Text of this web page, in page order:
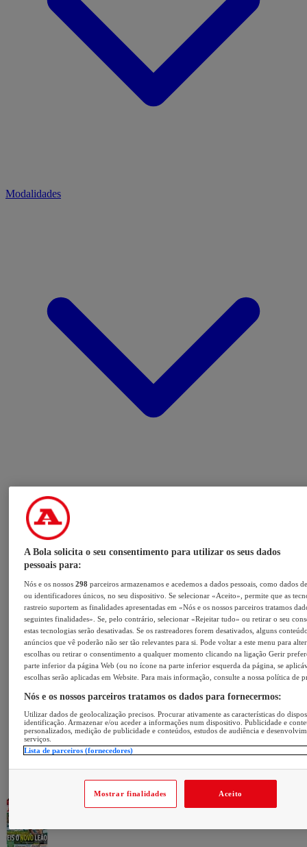
Modalidades
A Bola solicita o seu consentimento para utilizar os seus dados
pessoais para:
Nós e os nossos298 parceiros armazenamos e acedemos a dados pessoais, como dados
ou identificadores únicos, no seu dispositivo. Se selecionar «Aceito», permite que as
rastreio suportem as finalidades apresentadas em «Nós e os nossos parceiros tratamos
seguintes finalidades». Se, pelo contrário, selecionar «Rejeitar tudo» ou retirar o seu
estas tecnologias serão desativadas. Se os rastreadores forem desativados, alguns
anúncios que vê poderão não ser tão relevantes para si. Pode voltar a este menu para
escolhas ou retirar o consentimento a qualquer momento clicando na ligação Gerir
parte inferior da página Web (ou no ícone na parte inferior esquerda da página, se
escolhas serão aplicadas em Website. Para mais informação, consulte a nossa política de
Nós e os nossos parceiros tratamos os dados para fornecermos:
Utilizar dados de geolocalização precisos. Procurar ativamente as características do
identificação. Armazenar e/ou aceder a informações num dispositivo. Publicidade e
personalizados, medição de publicidade e conteúdos, estudos de audiência e
serviços.
Lista de parceiros (fornecedores)
Mostrar finalidades Aceito